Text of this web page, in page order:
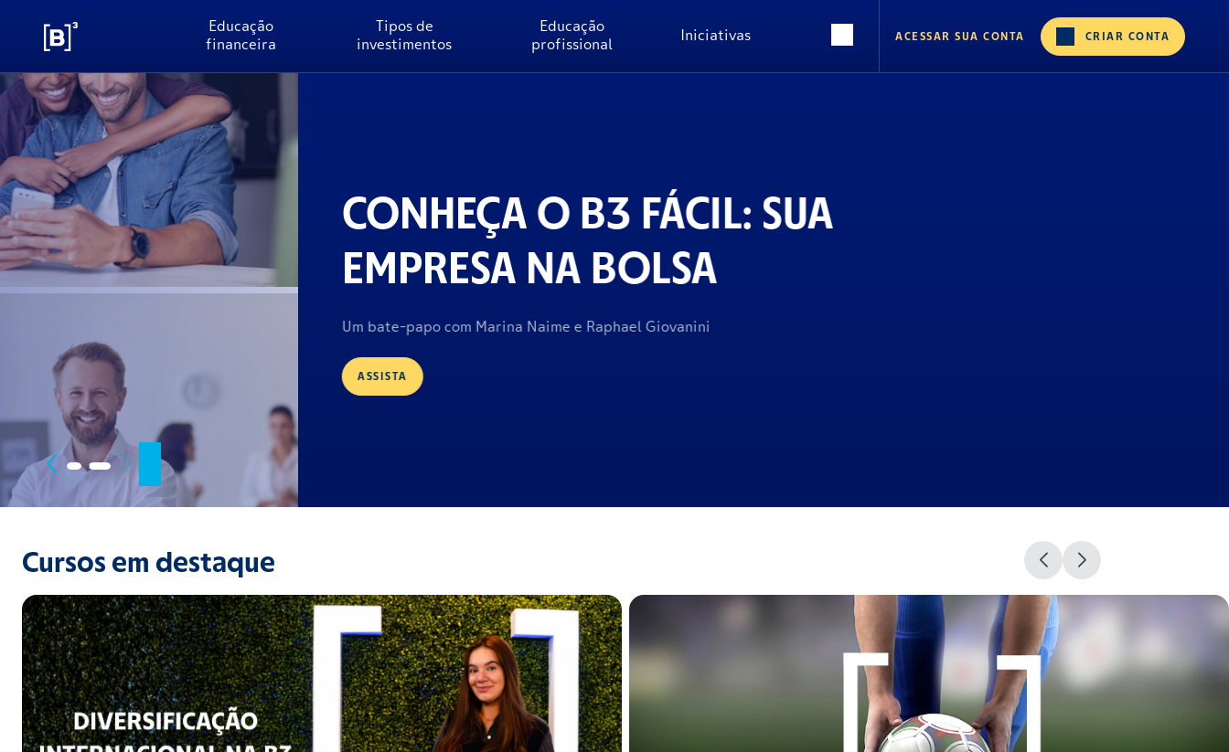
Educação
financeira
Tipos de
investimentos
Educação
profissional
Iniciativas ACESSAR SUA CONTA CRIAR CONTA
CONHEÇA O B3 FÁCIL: SUA
EMPRESA NA BOLSA
Um bate-papo com Marina Naime e Raphael Giovanini
ASSISTA
Cursos em destaque